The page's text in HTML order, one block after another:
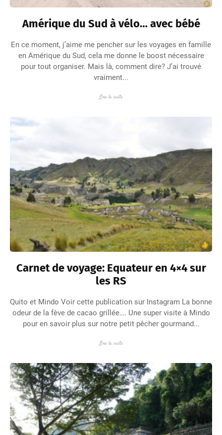
Amérique du Sud à vélo… avec bébé
En ce moment, j’aime me pencher sur les voyages en famille
en Amérique du Sud, cela me donne le boost nécessaire
pour tout organiser. Mais là, comment dire? J’ai trouvé
vraiment...
Lire la suite
Carnet de voyage: Equateur en 4×4 sur
les RS
Quito et Mindo Voir cette publication sur Instagram La bonne
odeur de la fève de cacao grillée…. Une super visite à Mindo
pour en savoir plus sur notre petit pêcher gourmand...
Lire la suite